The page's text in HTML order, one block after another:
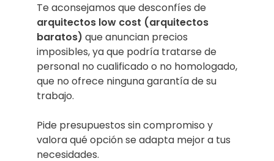
Te aconsejamos que desconfíes de
arquitectos low cost (arquitectos
baratos) que anuncian precios
imposibles, ya que podría tratarse de
personal no cualificado o no homologado,
que no ofrece ninguna garantía de su
trabajo.
Pide presupuestos sin compromiso y
valora qué opción se adapta mejor a tus
necesidades.